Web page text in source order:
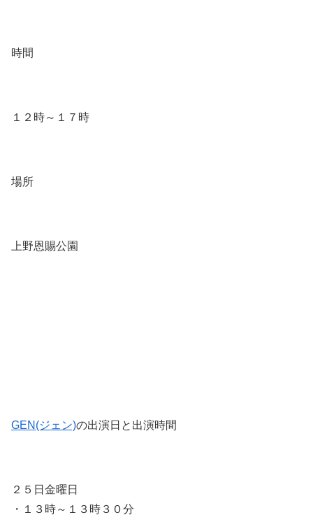
時間
１２時～１７時
場所
上野恩賜公園
GEN(ジェン)の出演日と出演時間
２５日金曜日
・１３時～１３時３０分